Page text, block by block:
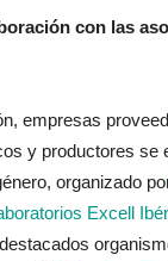
con las
empresas
y productores se
organizado
Excell